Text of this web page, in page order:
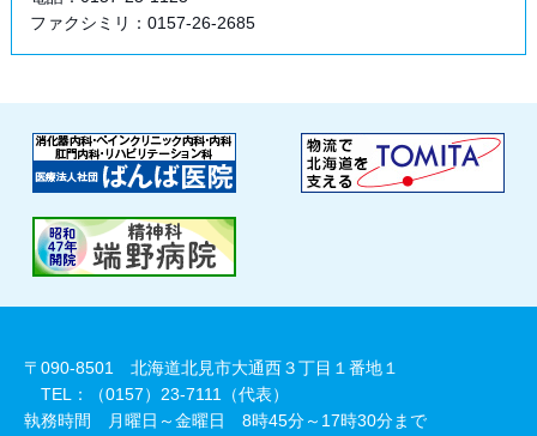
ファクシミリ：0157-26-2685
〒090-8501 北海道北見市大通西３丁目１番地１
TEL：（0157）23-7111（代表）
執務時間 月曜日～金曜日 8時45分～17時30分まで